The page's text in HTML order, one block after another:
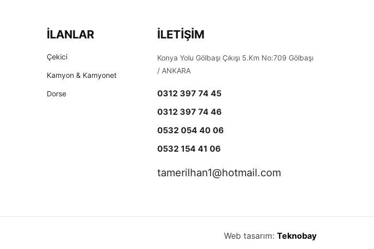
İLANLAR
Çekici
Kamyon & Kamyonet
Dorse
İLETİŞİM
Konya Yolu Gölbaşı Çıkışı 5.Km No:709 Gölbaşı
/ ANKARA
0312 397 74 45
0312 397 74 46
0532 054 40 06
0532 154 41 06
tamerilhan1@hotmail.com
Web tasarım: Teknobay